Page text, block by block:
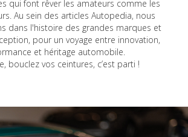
qui font rêver les amateurs comme les
Au sein des articles Autopedia, nous
dans l'histoire des grandes marques et
pour un voyage entre innovation,
et héritage automobile.
bouclez vos ceintures, c’est parti !